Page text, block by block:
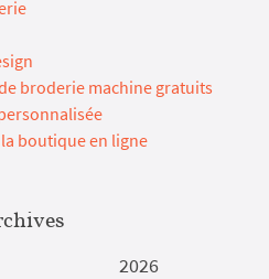
broderie machine gratuits
boutique en ligne
2026